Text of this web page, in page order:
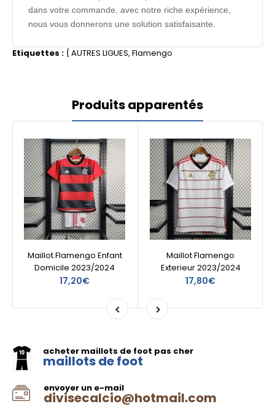
dans votre commande, avec notre riche expérience,
nous vous donnerons une solution satisfaisante.
Etiquettes : {AUTRES LIGUES, Flamengo
Produits apparentés
Maillot Flamengo Enfant
Domicile 2023/2024
17,20€
Maillot Flamengo
Exterieur 2023/2024
17,80€
acheter maillots de foot pas cher
maillots de foot
envoyer un e-mail
divisecalcio@hotmail.com